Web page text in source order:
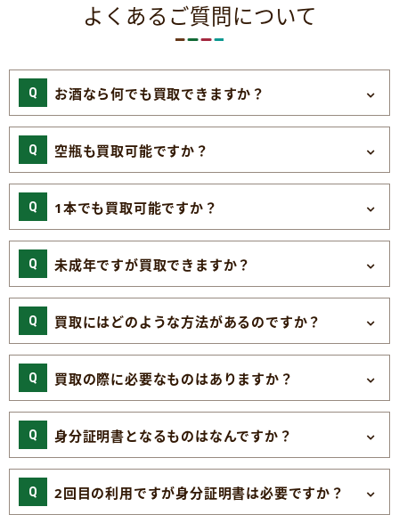
よくあるご質問について
お酒なら何でも買取できますか？
空瓶も買取可能ですか？
1本でも買取可能ですか？
未成年ですが買取できますか？
買取にはどのような方法があるのですか？
買取の際に必要なものはありますか？
身分証明書となるものはなんですか？
2回目の利用ですが身分証明書は必要ですか？